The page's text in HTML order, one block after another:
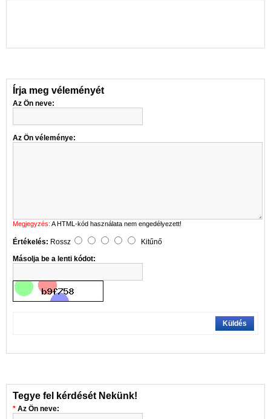
Írja meg véleményét
Az Ön neve:
Az Ön véleménye:
Megjegyzés: A HTML-kód használata nem engedélyezett!
Értékelés: Rossz
Kitűnő
Másolja be a lenti kódot:
Küldés
Tegye fel kérdését Nekünk!
Az Ön neve: